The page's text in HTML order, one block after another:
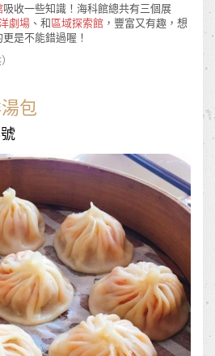
吸收一些知識！海科館總共有三個展
劇場 、和區域探索館 ，豐富又有趣，想
是不能錯過喔！
包